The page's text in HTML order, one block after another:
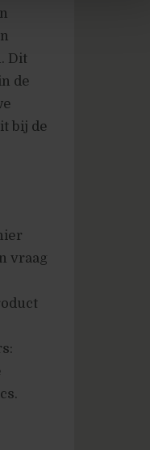
Dit
de
bij de
vraag